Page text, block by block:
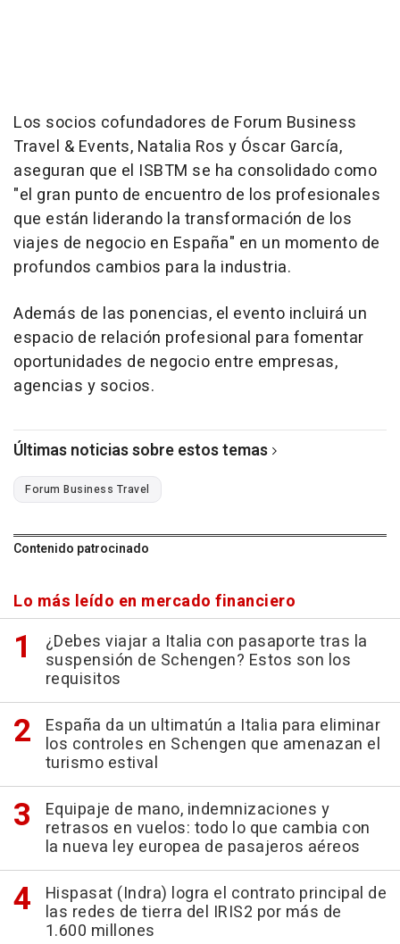
Los socios cofundadores de Forum Business
Travel & Events, Natalia Ros y Óscar García,
aseguran que el ISBTM se ha consolidado como
"el gran punto de encuentro de los profesionales
que están liderando la transformación de los
viajes de negocio en España" en un momento de
profundos cambios para la industria.
Además de las ponencias, el evento incluirá un
espacio de relación profesional para fomentar
oportunidades de negocio entre empresas,
agencias y socios.
Últimas noticias sobre estos temas
Forum Business Travel
Contenido patrocinado
Lo más leído en mercado financiero
¿Debes viajar a Italia con pasaporte tras la
suspensión de Schengen? Estos son los
requisitos
España da un ultimatún a Italia para eliminar
los controles en Schengen que amenazan el
turismo estival
Equipaje de mano, indemnizaciones y
retrasos en vuelos: todo lo que cambia con
la nueva ley europea de pasajeros aéreos
Hispasat (Indra) logra el contrato principal de
las redes de tierra del IRIS2 por más de
1.600 millones